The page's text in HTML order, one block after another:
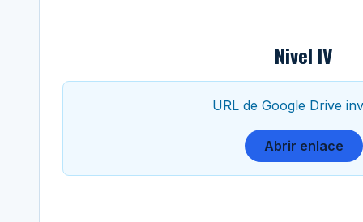
Nivel IV
URL de Google Drive
Abrir enlace